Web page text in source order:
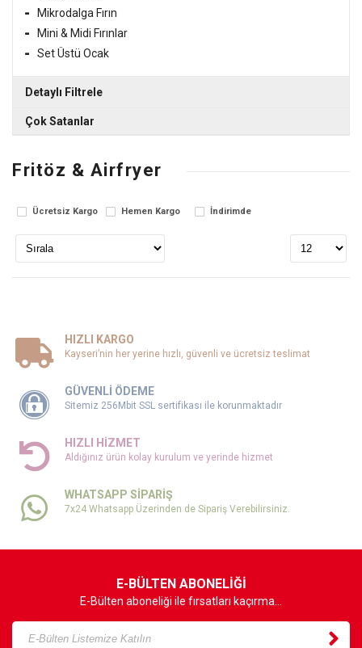
Mikrodalga Fırın
Mini & Midi Fırınlar
Set Üstü Ocak
Detaylı Filtrele
SİMFER
Stok Durumu
STOKTA VAR
STOKTA YOK
TL
Çok Satanlar
ALTUS ALCM81050R 8 Kg Çamaşır Makinesi
ALTUS ALCM91050D 9 Kg Çamaşır Makinesi
24,800.00 TL
ALTUS ALCM101254D 10 Kg Çamaşır Makinesi
27,000.00 TL
Fritöz & Airfryer
Ücretsiz Kargo Hemen Kargo İndirimde
HIZLI KARGO
Kayseri’nin her yerine hızlı, güvenli ve ücretsiz teslimat
GÜVENLİ ÖDEME
Sitemiz 256Mbit SSL sertifikası ile korunmaktadır
HIZLI HİZMET
Aldığınız ürün kolay kurulum ve yerinde hizmet
WHATSAPP SİPARİŞ
7x24 Whatsapp Üzerinden de Sipariş Verebilirsiniz.
E-BÜLTEN ABONELİĞİ
E-Bülten aboneliği ile fırsatları kaçırma...